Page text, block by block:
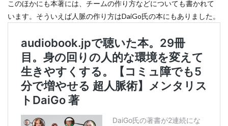
このほかにも本著には、チームの作り方などについても書かれて
います。そういえば人脈の作り方はDaiGo氏の本にもありました。